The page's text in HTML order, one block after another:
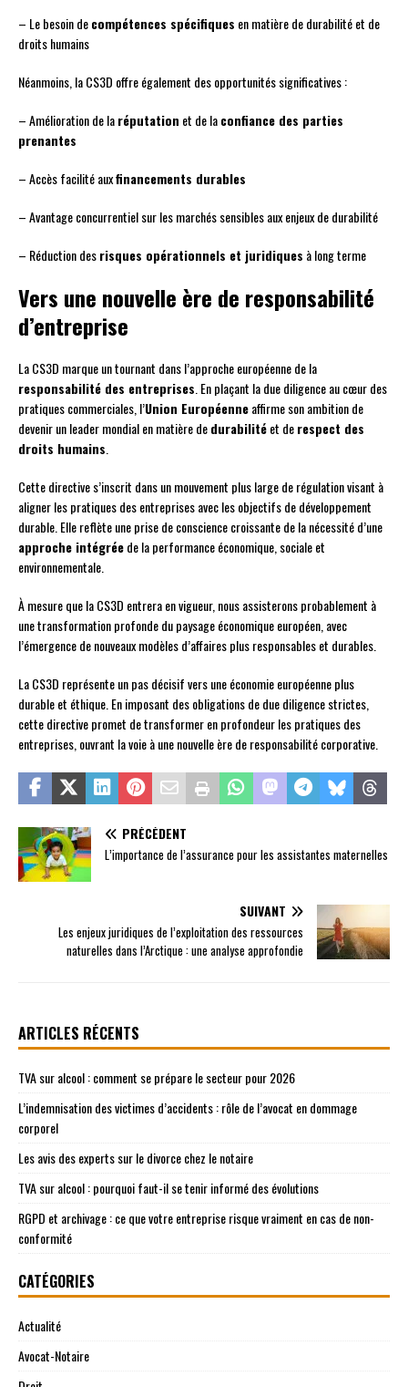
– Le besoin decompétences spécifiques en matière de durabilité et de
droits humains
Néanmoins, la CS3D offre également des opportunités significatives :
– Amélioration de laréputation et de laconfiance des parties
prenantes
– Accès facilité auxfinancements durables
– Avantage concurrentiel sur les marchés sensibles aux enjeux de durabilité
– Réduction desrisques opérationnels et juridiques à long terme
Vers une nouvelle ère de responsabilité
d’entreprise
La CS3D marque un tournant dans l’approche européenne de la
responsabilité des entreprises . En plaçant la due diligence au cœur des
pratiques commerciales, l’Union Européenneaffirme son ambition de
devenir un leader mondial en matière dedurabilitéet derespect des
droits humains
Cette directive s’inscrit dans un mouvement plus large de régulation visant à
aligner les pratiques des entreprises avec les objectifs de développement
durable. Elle reflète une prise de conscience croissante de la nécessité d’une
approche intégréede la performance économique, sociale et
environnementale.
À mesure que la CS3D entrera en vigueur, nous assisterons probablement à
une transformation profonde du paysage économique européen, avec
l’émergence de nouveaux modèles d’affaires plus responsables et durables.
La CS3D représente un pas décisif vers une économie européenne plus
durable et éthique. En imposant des obligations de due diligence strictes,
cette directive promet de transformer en profondeur les pratiques des
entreprises, ouvrant la voie à une nouvelle ère de responsabilité corporative.
PRÉCÉDENT
L’importance de l’assurance pour les assistantes maternelles
SUIVANT
Les enjeux juridiques de l’exploitation des ressources
naturelles dans l’Arctique : une analyse approfondie
ARTICLES RÉCENTS
TVA sur alcool : comment se prépare le secteur pour 2026
L’indemnisation des victimes d’accidents : rôle de l’avocat en dommage
corporel
Les avis des experts sur le divorce chez le notaire
TVA sur alcool : pourquoi faut-il se tenir informé des évolutions
RGPD et archivage : ce que votre entreprise risque vraiment en cas de non-
conformité
CATÉGORIES
Actualité
Avocat-Notaire